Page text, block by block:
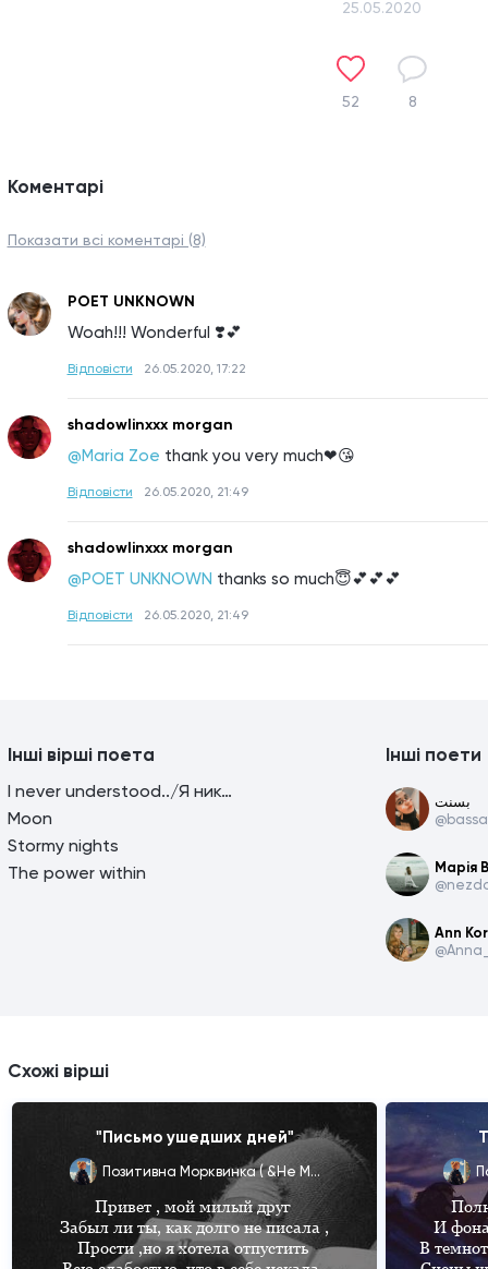
25.05.2020
52 8
Коментарі
Показати всі коментарі (8)
POET UNKNOWN
Woah!!! Wonderful ❣️💕
Відповісти 26.05.2020, 17:22
shadowlinxxx morgan
@Maria Zoe thank you very much❤😘
Відповісти 26.05.2020, 21:49
shadowlinxxx morgan
@POET UNKNOWN thanks so much😇💕💕💕
Відповісти 26.05.2020, 21:49
Інші вірші поета
I never understood../Я никогда не понимал ..
Moon
Stormy nights
The power within
Інші поети
بسنت
Марія
Ann
Схожі вірші
"Письмо ушедших дней"
Позитивна Морквинка ( &Не Мілашка ;)
Привет , мой милый друг
Забыл ли ты, как долго не писала ,
Прости ,но я хотела отпустить
И
В